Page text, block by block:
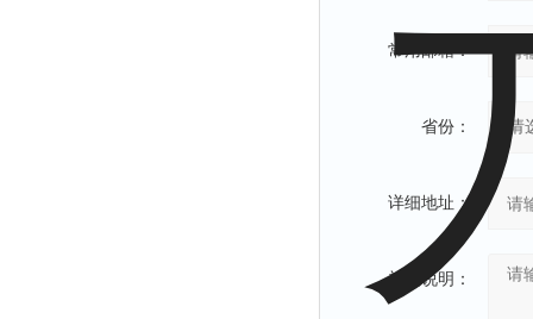
常用邮箱：
省份：
详细地址：
补充说明：